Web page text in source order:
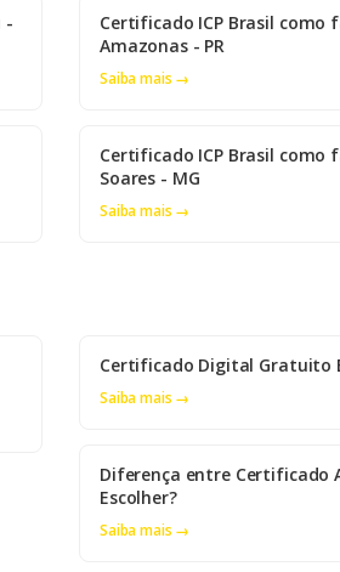
-
Certificado ICP Brasil como
Amazonas - PR
Saiba mais →
Certificado ICP Brasil como
Soares - MG
Saiba mais →
Certificado Digital Gratuito
Saiba mais →
Diferença entre Certificado
Escolher?
Saiba mais →